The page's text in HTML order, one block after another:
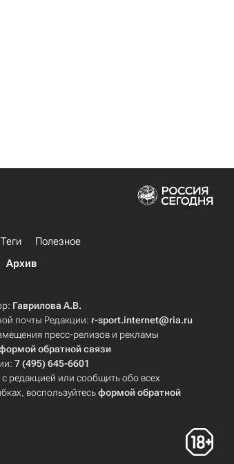
Теги
Полезное
Архив
Гаврилова А.В.
почты Редакции: r-sport.internet@ria.ru
пресс-релизов и рекламы
обратной связи
7 (495) 645-6601
с редакцией или сообщить обо всех
воспользуйтесьформой обратной